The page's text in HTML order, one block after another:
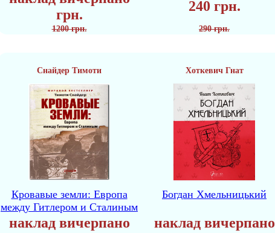
грн.
240 грн.
1200 грн. 290 грн.
Снайдер Тимоти Хоткевич Гнат
Кровавые земли: Европа
между Гитлером и Сталиным
Богдан Хмельницький
наклад вичерпано
наклад вичерпано